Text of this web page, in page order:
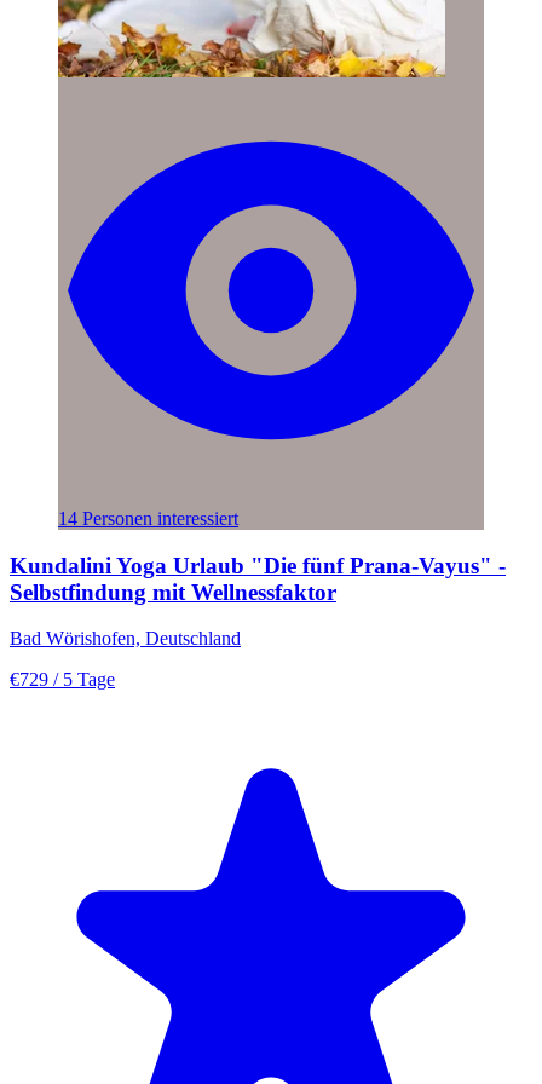
14 Personen interessiert
Kundalini Yoga Urlaub "Die fünf Prana-Vayus" -
Selbstfindung mit Wellnessfaktor
Bad Wörishofen, Deutschland
€729 / 5 Tage